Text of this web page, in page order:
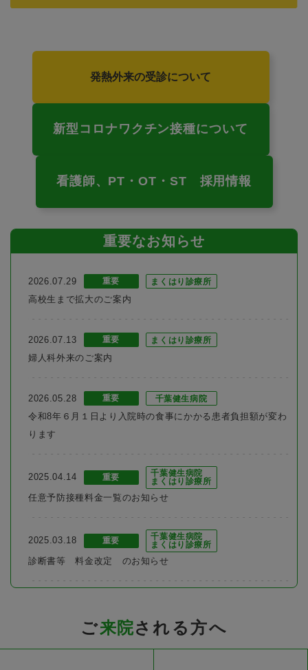
発熱外来の受診について
新型コロナワクチン接種について
看護師、PT・OT・ST 採用情報
重要なお知らせ
2026.07.29 重要 まくはり診療所
高校生まで拡大のご案内
2026.07.13 重要 まくはり診療所
婦人科外来のご案内
2026.05.28 重要 千葉健生病院
令和8年６月１日より入院時の食事にかかる患者負担額が変わ
ります
2025.04.14 重要
千葉健生病院
まくはり診療所
任意予防接種料金一覧のお知らせ
2025.03.18 重要
千葉健生病院
まくはり診療所
診断書等 料金改定 のお知らせ
ご来院される方へ